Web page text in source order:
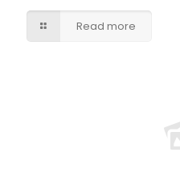
Read more